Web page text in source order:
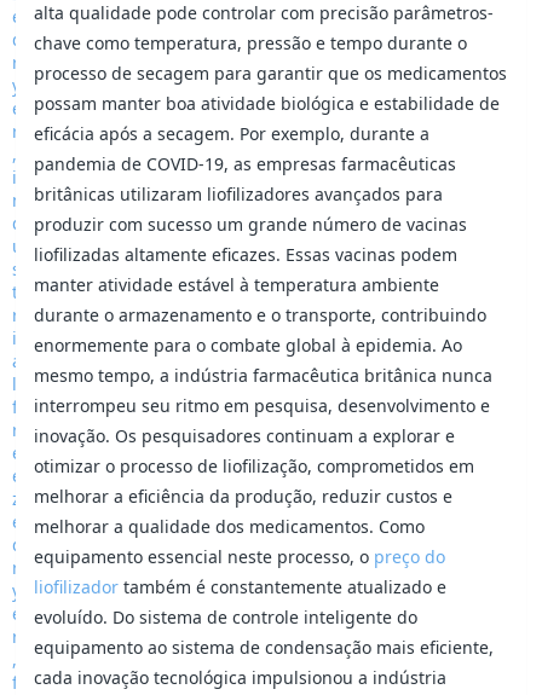
alta qualidade pode controlar com precisão parâmetros-
chave como temperatura, pressão e tempo durante o
processo de secagem para garantir que os medicamentos
possam manter boa atividade biológica e estabilidade de
eficácia após a secagem. Por exemplo, durante a
pandemia de COVID-19, as empresas farmacêuticas
britânicas utilizaram liofilizadores avançados para
produzir com sucesso um grande número de vacinas
liofilizadas altamente eficazes. Essas vacinas podem
manter atividade estável à temperatura ambiente
durante o armazenamento e o transporte, contribuindo
enormemente para o combate global à epidemia. Ao
mesmo tempo, a indústria farmacêutica britânica nunca
interrompeu seu ritmo em pesquisa, desenvolvimento e
inovação. Os pesquisadores continuam a explorar e
otimizar o processo de liofilização, comprometidos em
melhorar a eficiência da produção, reduzir custos e
melhorar a qualidade dos medicamentos. Como
equipamento essencial neste processo, o preço do
liofilizador também é constantemente atualizado e
evoluído. Do sistema de controle inteligente do
equipamento ao sistema de condensação mais eficiente,
cada inovação tecnológica impulsionou a indústria